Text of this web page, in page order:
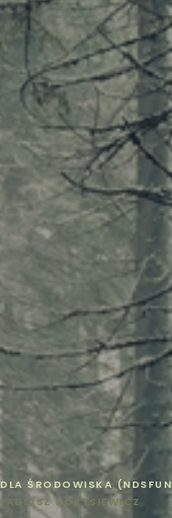
ŚRODOWISKA
BORYSIEWICZ